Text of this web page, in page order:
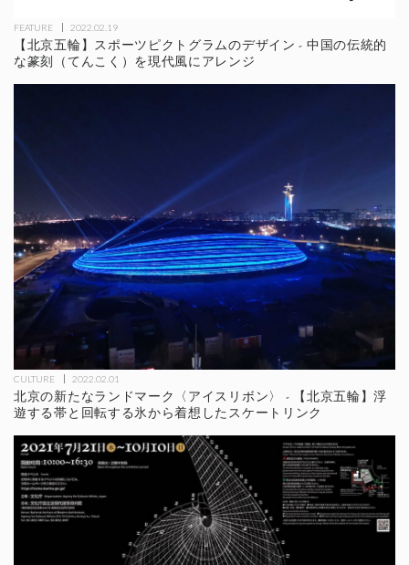
FEATURE 2022.02.19
【北京五輪】スポーツピクトグラムのデザイン - 中国の伝統的
な篆刻（てんこく）を現代風にアレンジ
CULTURE 2022.02.01
北京の新たなランドマーク〈アイスリボン〉 - 【北京五輪】浮
遊する帯と回転する氷から着想したスケートリンク